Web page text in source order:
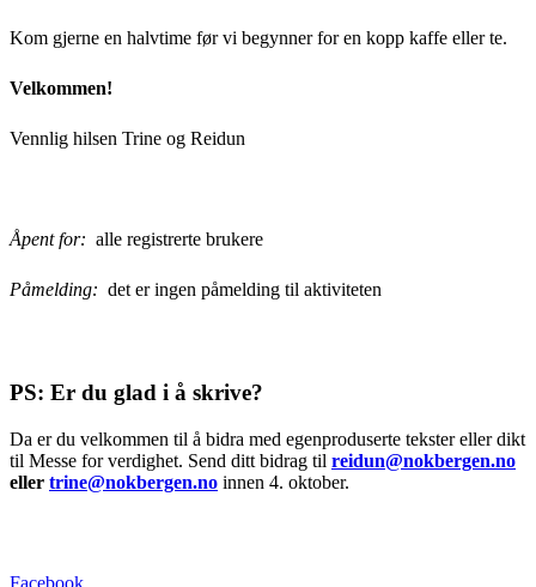
Kom gjerne en halvtime før vi begynner for en kopp kaffe eller te.
Velkommen!
Vennlig hilsen Trine og Reidun
Åpent for: alle registrerte brukere
Påmelding: det er ingen påmelding til aktiviteten
PS: Er du glad i å skrive?
Da er du velkommen til å bidra med egenproduserte tekster eller dikt
til Messe for verdighet. Send ditt bidrag til reidun@nokbergen.no
eller trine@nokbergen.no innen 4. oktober.
Facebook